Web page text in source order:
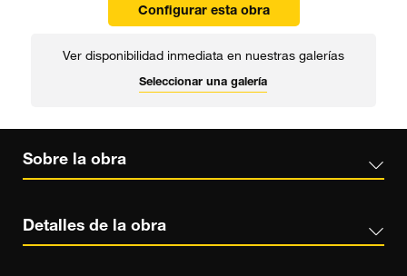
Configurar esta obra
Ver disponibilidad inmediata en nuestras galerías
Seleccionar una galería
Sobre la obra
Detalles de la obra